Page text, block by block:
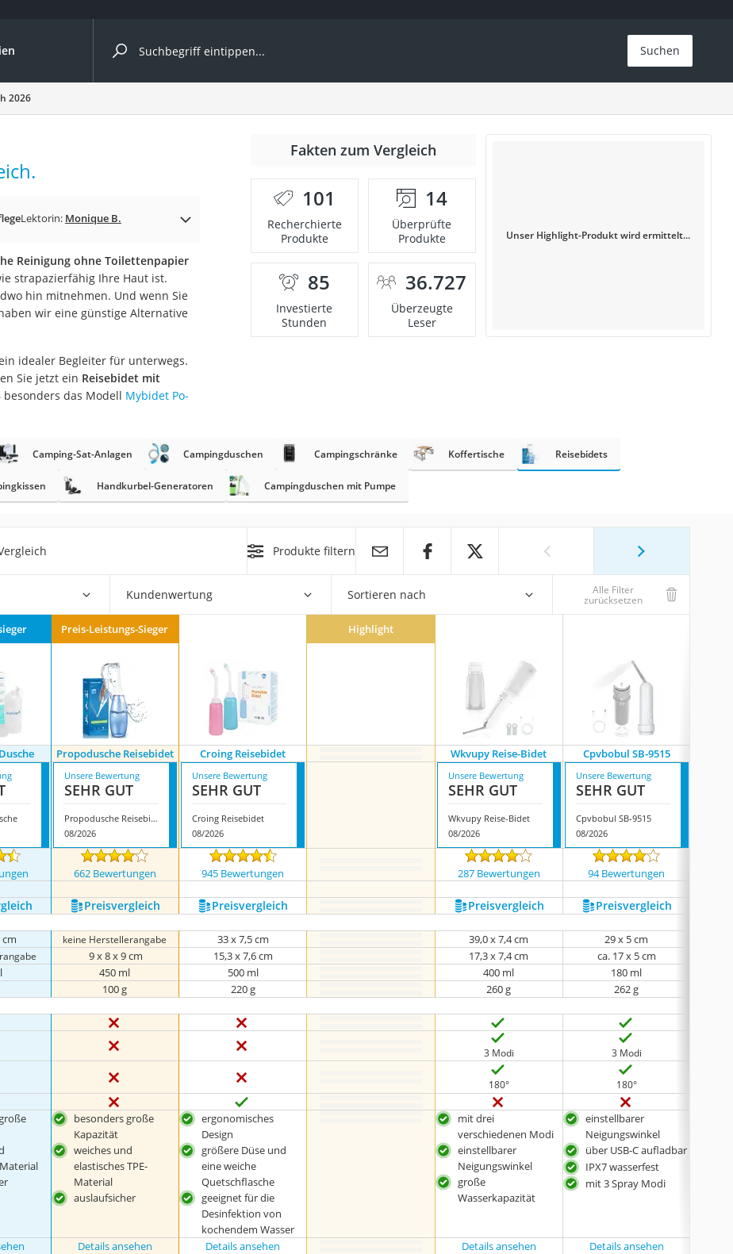
Vergleiche nach Kategorie
Suchen
2026
Lektorin: Monique B.
Reinigung ohne Toilettenpapier
strapazierfähig Ihre Haut ist.
hin mitnehmen. Und wenn Sie
wir eine günstige Alternative
idealer Begleiter für unterwegs.
Sie jetzt ein Reisebidet mit
das Modell Mybidet Po-
Fakten zum Vergleich
101
Recherchierte
Produkte
14
Überprüfte
Produkte
85
Investierte
Stunden
36.727
Überzeugte
Leser
Unser Highlight-Produkt wird ermittelt...
Camping-Sat-Anlagen Campingduschen Campingschränke Koffertische Reisebidets
Handkurbel-Generatoren Campingduschen mit Pumpe
Produkte filtern
Kundenwertung Sortieren nach Alle Filter
zurücksetzen
Preis-Leistungs-Sieger Highlight
Propodusche Reisebidet Croing Reisebidet Wkvupy Reise-Bidet Cpvbobul ‎SB-9515
Unsere Bewertung
SEHR GUT
Propodusche Reisebidet
08/2026
Unsere Bewertung
SEHR GUT
Croing Reisebidet
08/2026
Unsere Bewertung
SEHR GUT
Wkvupy Reise-Bidet
08/2026
Unsere Bewertung
SEHR GUT
Cpvbobul ‎SB-9515
08/2026
662 Bewertungen 945 Bewertungen 287 Bewertungen 94 Bewertungen
Preis­vergleich Preis­vergleich Preis­vergleich Preis­vergleich
cm keine Herstellerangabe 33 x 7,5 cm 39,0 x 7,4 cm 29 x 5 cm
‎ 9 x 8 x 9 cm 15,3 x 7,6 cm 17,3 x 7,4 cm ca. 17 x 5 cm
450 ml 500 ml 400 ml
180 ml
100 g 220 g 260 g
262 g
3 Modi 3 Modi
180° 180°
besonders große
Kapazität
weiches und
elastisches TPE-
Material
auslaufsicher
ergonomisches
Design
größere Düse und
eine weiche
Quetschflasche
geeignet für die
Desinfektion von
kochendem Wasser
mit drei
verschiedenen Modi
einstellbarer
Neigungswinkel
große
Wasserkapazität
einstellbarer
Neigungswinkel
über USB-C aufladbar
IPX7 wasserfest
mit 3 Spray Modi
Details ansehen Details ansehen Details ansehen Details ansehen